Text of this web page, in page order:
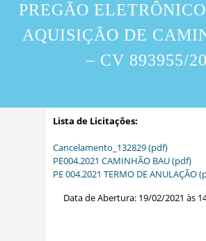
PREGÃO
AQUISIÇÃO DE
– CV 893955/
Lista de Licitações:
Cancelamento_132829 (pdf)
PE004.2021 CAMINHÃO BAU (pdf)
PE 004.2021 TERMO DE ANULAÇÃO
Data de Abertura: 19/02/2021 às